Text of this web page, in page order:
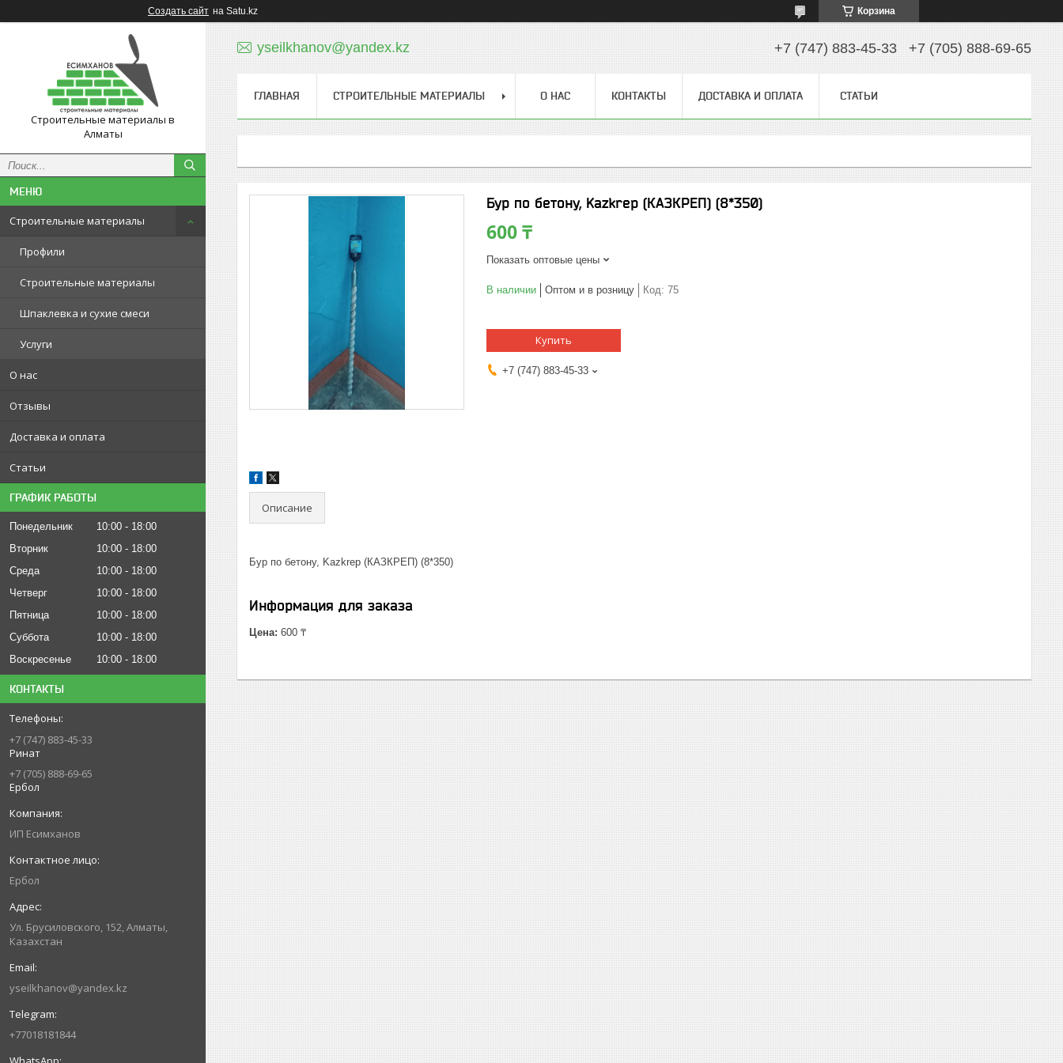
Создать сайт на Satu.kz Корзина
Строительные материалы в
Алматы
Строительные материалы
Профили
Строительные материалы
Шпаклевка и сухие смеси
Услуги
О нас
Отзывы
Доставка и оплата
Статьи
ГРАФИК РАБОТЫ
Понедельник 10:00
18:00
Вторник
10:00
18:00
Среда
10:00
18:00
Четверг
10:00
18:00
Пятница
10:00
18:00
Суббота
10:00
18:00
Воскресенье
10:00 18:00
КОНТАКТЫ
+7 (747) 883-45-33
Ринат
+7 (705) 888-69-65
Ербол
ИП Есимxанов
Ербол
Ул. Брусиловского, 152, Алматы,
Казахстан
yseilkhanov@yandex.kz
+77018181844
yseilkhanov@yandex.kz +7 (747) 883-45-33 +7 (705) 888-69-65
ГЛАВНАЯ СТРОИТЕЛЬНЫЕ МАТЕРИАЛЫ О НАС КОНТАКТЫ ДОСТАВКА И ОПЛАТА СТАТЬИ
Бур по бетону, Kazkrep (КАЗКРЕП) (8*350)
600 ₸
Показать оптовые цены
В наличии Оптом и в розницу Код: 75
Купить
+7 (747) 883-45-33
Описание
Бур по бетону, Kazkrep (КАЗКРЕП) (8*350)
Информация для заказа
Цена: 600 ₸